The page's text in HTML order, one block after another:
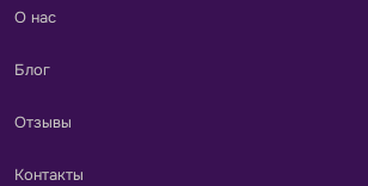
О нас
Блог
Отзывы
Контакты